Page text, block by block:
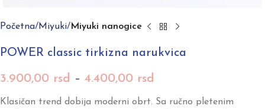
Početna Miyuki Miyuki nanogice
POWER classic tirkizna narukvica
3.900,00 rsd – 4.400,00 rsd
Klasičan trend dobija moderni obrt. Sa ručno pletenim